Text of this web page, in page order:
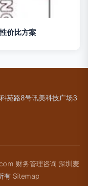
价比方案
苑路8号讯美科技广场3
财务管理咨询 深圳麦
有 Sitemap